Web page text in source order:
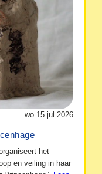
wo 15 jul 2026
het
en veiling in haar